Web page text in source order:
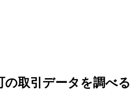
の取引データを調べる